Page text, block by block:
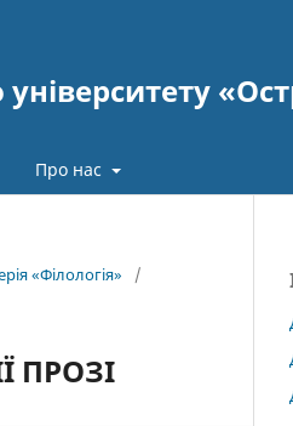
Про нас
«Філологія»
/
ПРОЗІ